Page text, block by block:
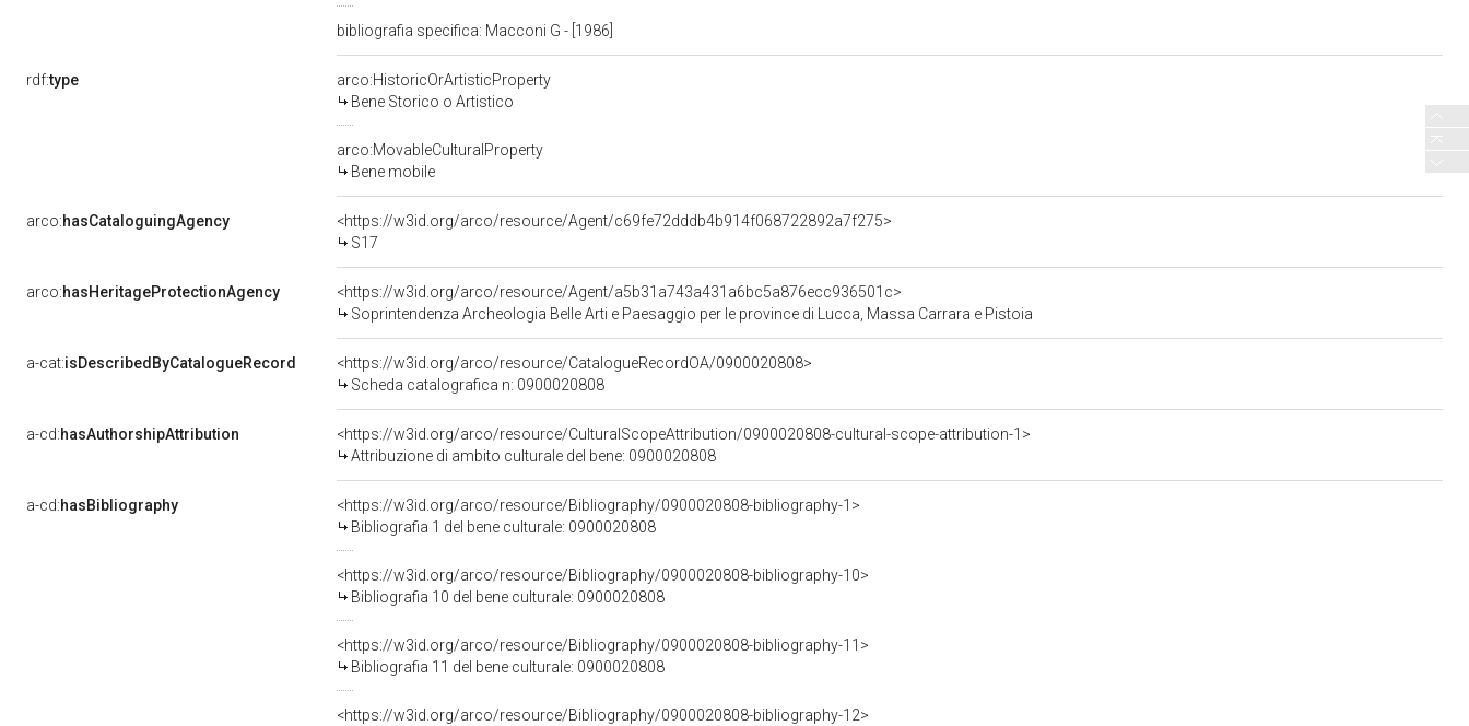
bibliografia specifica: Macconi G - [1986]
rdf:type
arco:HistoricOrArtisticProperty
Bene Storico o Artistico
arco:MovableCulturalProperty
Bene mobile
arco:hasCataloguingAgency
<https://w3id.org/arco/resource/Agent/c69fe72dddb4b914f068722892a7f275>
S17
arco:hasHeritageProtectionAgency
<https://w3id.org/arco/resource/Agent/a5b31a743a431a6bc5a876ecc936501c>
Soprintendenza Archeologia Belle Arti e Paesaggio per le province di Lucca, Massa Carrara e Pistoia
a-cat:isDescribedByCatalogueRecord
<https://w3id.org/arco/resource/CatalogueRecordOA/0900020808>
Scheda catalografica n: 0900020808
a-cd:hasAuthorshipAttribution
<https://w3id.org/arco/resource/CulturalScopeAttribution/0900020808-cultural-scope-attribution-1>
Attribuzione di ambito culturale del bene: 0900020808
a-cd:hasBibliography
<https://w3id.org/arco/resource/Bibliography/0900020808-bibliography-1>
Bibliografia 1 del bene culturale: 0900020808
<https://w3id.org/arco/resource/Bibliography/0900020808-bibliography-10>
Bibliografia 10 del bene culturale: 0900020808
<https://w3id.org/arco/resource/Bibliography/0900020808-bibliography-11>
Bibliografia 11 del bene culturale: 0900020808
<https://w3id.org/arco/resource/Bibliography/0900020808-bibliography-12>